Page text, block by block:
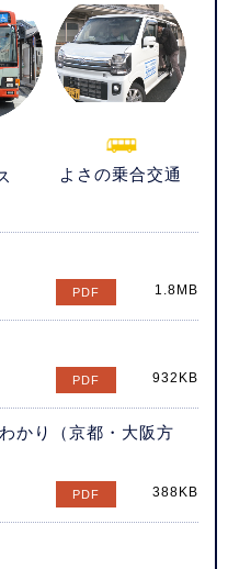
よさの乗合交通
1.8MB
932KB
かり（京都・大阪方
388KB